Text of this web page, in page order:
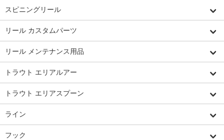
スピニングリール
リール カスタムパーツ
リール メンテナンス用品
トラウト エリアルアー
トラウト エリアスプーン
ライン
フック